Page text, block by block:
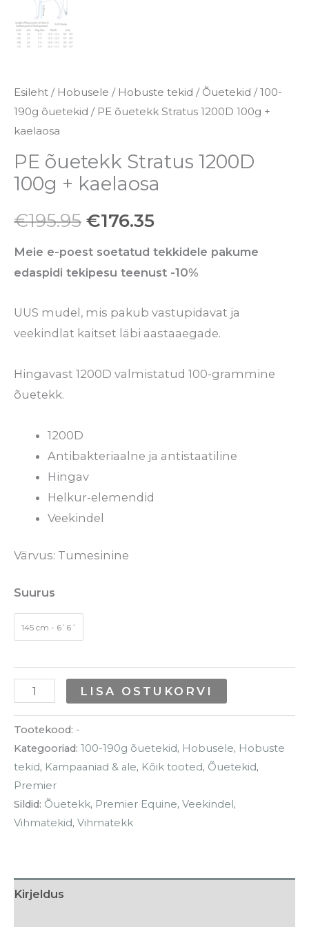
Esileht / Hobusele / Hobuste tekid / Õuetekid /100-
190g õuetekid / PE õuetekk Stratus 1200D 100g +
kaelaosa
PE õuetekk Stratus 1200D
100g + kaelaosa
€195.95 €176.35
Meie e-poest soetatud tekkidele pakume
edaspidi tekipesu teenust -10%
UUS mudel, mis pakub vastupidavat ja
veekindlat kaitset läbi aastaaegade.
Hingavast 1200D valmistatud 100-grammine
õuetekk.
1200D
Antibakteriaalne ja antistaatiline
Hingav
Helkur-elemendid
Veekindel
Värvus: Tumesinine
Suurus
145 cm - 6`6´
LISA OSTUKORVI
Tootekood: -
Kategooriad: 100-190g õuetekid, Hobusele, Hobuste
tekid, Kampaaniad & ale, Kõik tooted, Õuetekid,
Premier
Sildid: Õuetekk, Premier Equine, Veekindel,
Vihmatekid, Vihmatekk
Kirjeldus